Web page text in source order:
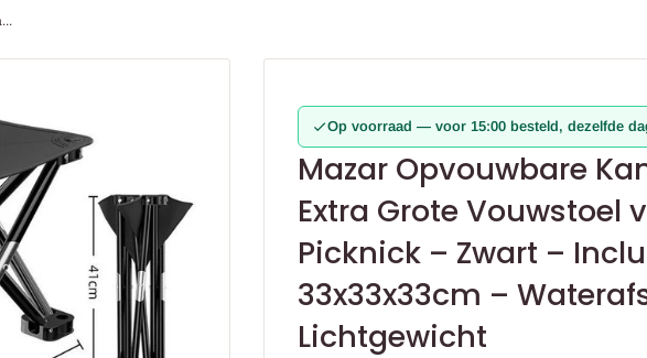
Op voorraad — voor 15:00 besteld, dezelfde
Mazar Opvouwbare
Extra Grote Vouwstoel
Picknick – Zwart –
33x33x33cm –
Lichtgewicht